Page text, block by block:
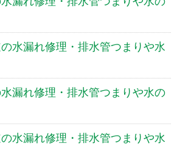
水漏れ修理・排水管つまりや水
漏れ修理・排水管つまりや水の
水漏れ修理・排水管つまりや水